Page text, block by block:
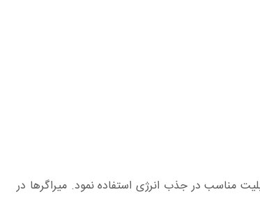
مناسب در جذب انرژی استفاده نمود. ميراگرها در